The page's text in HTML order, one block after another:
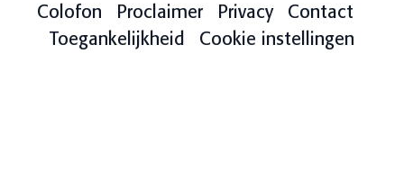
Colofon Proclaimer Privacy
Contact
Toegankelijkheid
Cookie instellingen